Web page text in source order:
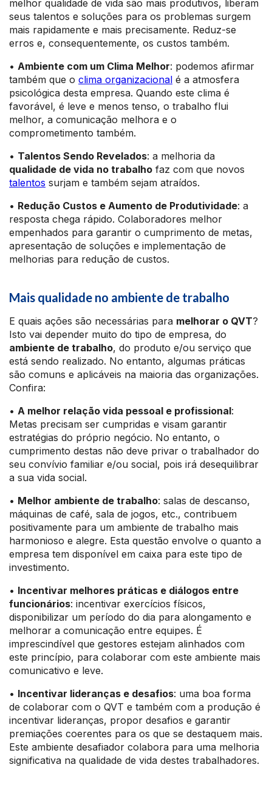
melhor qualidade de vida são mais produtivos, liberam
seus talentos e soluções para os problemas surgem
mais rapidamente e mais precisamente. Reduz-se
erros e, consequentemente, os custos também.
• Ambiente com um Clima Melhor: podemos afirmar
também que o clima organizacional é a atmosfera
psicológica desta empresa. Quando este clima é
favorável, é leve e menos tenso, o trabalho flui
melhor, a comunicação melhora e o
comprometimento também.
• Talentos Sendo Revelados: a melhoria da
qualidade de vida no trabalho faz com que novos
talentos surjam e também sejam atraídos.
• Redução Custos e Aumento de Produtividade: a
resposta chega rápido. Colaboradores melhor
empenhados para garantir o cumprimento de metas,
apresentação de soluções e implementação de
melhorias para redução de custos.
Mais qualidade no ambiente de trabalho
E quais ações são necessárias para melhorar o QVT?
Isto vai depender muito do tipo de empresa, do
ambiente de trabalho, do produto e/ou serviço que
está sendo realizado. No entanto, algumas práticas
são comuns e aplicáveis na maioria das organizações.
Confira:
• A melhor relação vida pessoal e profissional:
Metas precisam ser cumpridas e visam garantir
estratégias do próprio negócio. No entanto, o
cumprimento destas não deve privar o trabalhador do
seu convívio familiar e/ou social, pois irá desequilibrar
a sua vida social.
• Melhor ambiente de trabalho: salas de descanso,
máquinas de café, sala de jogos, etc., contribuem
positivamente para um ambiente de trabalho mais
harmonioso e alegre. Esta questão envolve o quanto a
empresa tem disponível em caixa para este tipo de
investimento.
• Incentivar melhores práticas e diálogos entre
funcionários: incentivar exercícios físicos,
disponibilizar um período do dia para alongamento e
melhorar a comunicação entre equipes. É
imprescindível que gestores estejam alinhados com
este princípio, para colaborar com este ambiente mais
comunicativo e leve.
• Incentivar lideranças e desafios: uma boa forma
de colaborar com o QVT e também com a produção é
incentivar lideranças, propor desafios e garantir
premiações coerentes para os que se destaquem mais.
Este ambiente desafiador colabora para uma melhoria
significativa na qualidade de vida destes trabalhadores.